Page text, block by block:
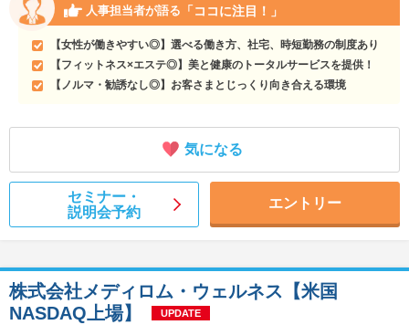
人事担当者が語る 「ココに注目！」
【女性が働きやすい◎】選べる働き方、社宅、時短勤務の制度あり
【フィットネス×エステ◎】美と健康のトータルサービスを提供！
【ノルマ・勧誘なし◎】お客さまとじっくり向き合える環境
気になる
セミナー・
説明会予約
エントリー
株式会社メディロム・ウェルネス【米国
NASDAQ上場】
UPDATE